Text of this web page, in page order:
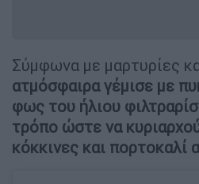
Σύμφωνα με μαρτυρίες
ατμόσφαιρα γέμισε με
φως του ήλιου
τρόπο ώστε να
κόκκινες και πορτοκαλί